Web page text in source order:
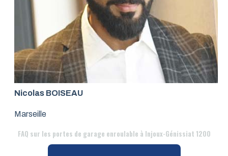
Nicolas BOISEAU
Marseille
FAQ sur les portes de garage enroulable à Injoux-Génissiat 1200